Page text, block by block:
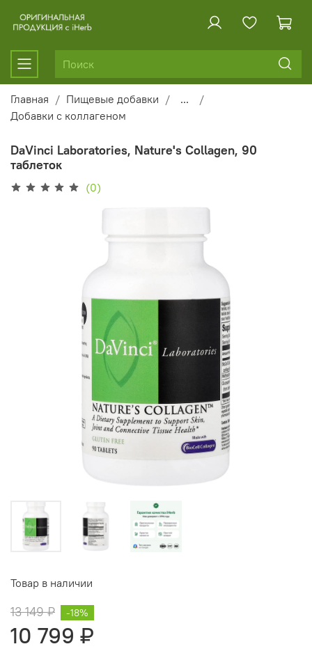
Главная Пищевые добавки
...
Добавки с коллагеном
DaVinci Laboratories, Nature's Collagen, 90
таблеток
(0)
Товар в наличии
13 149 ₽
10 799 ₽
-18%